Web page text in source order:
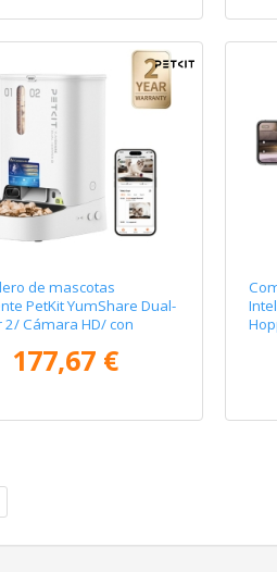
de mascotas
PetKit YumShare Dual-
2/ Cámara HD/ con
177,67 €